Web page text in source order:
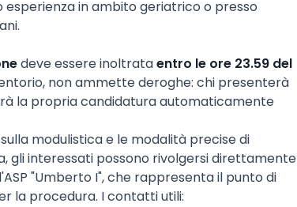
in ambito geriatrico o presso
deve essere inoltrataentro le ore 23.59 del
non ammette deroghe: chi presenterà
la propria candidatura automaticamente
modulistica e le modalità precise di
gli interessati possono rivolgersi direttamente
"Umberto I", che rappresenta il punto di
la procedura. I contatti utili: